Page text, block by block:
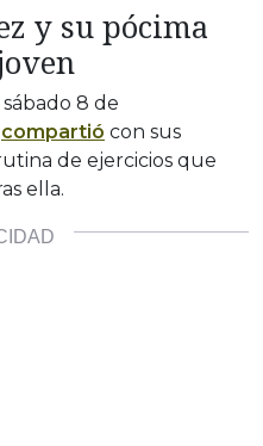
y su pócima
8 de
compartió con sus
de ejercicios que
ella.